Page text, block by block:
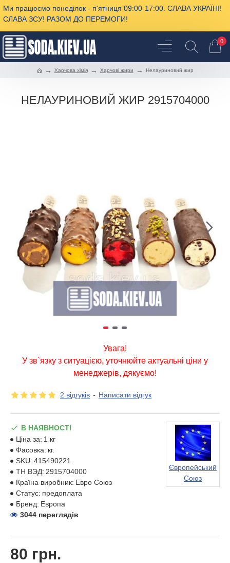
Ми працюємо понеділок - п'ятниця 09:00-17:00. СЛАВА УКРАЇНІ!
СЛАВА ЗСУ! РАЗОМ ДО ПЕРЕМОГИ!
0
Харчова хімія Харчові жири Нелауриновий жир
НЕЛАУРИНОВИЙ ЖИР 2915704000
Увага!
У зв`язку з ситуацією, уточнюйте актуальні ціни у
менеджерів, дякуємо!
2 відгуків - Написати відгук
80 грн.
В НАЯВНОСТІ
Ціна за: 1 кг
Фасовка: кг.
SKU: 415490221
ТН ВЭД: 2915704000
Країна виробник: Евро Союз
Статус: предоплата
Бренд: Европа
Європейський
Союз
3044 переглядів